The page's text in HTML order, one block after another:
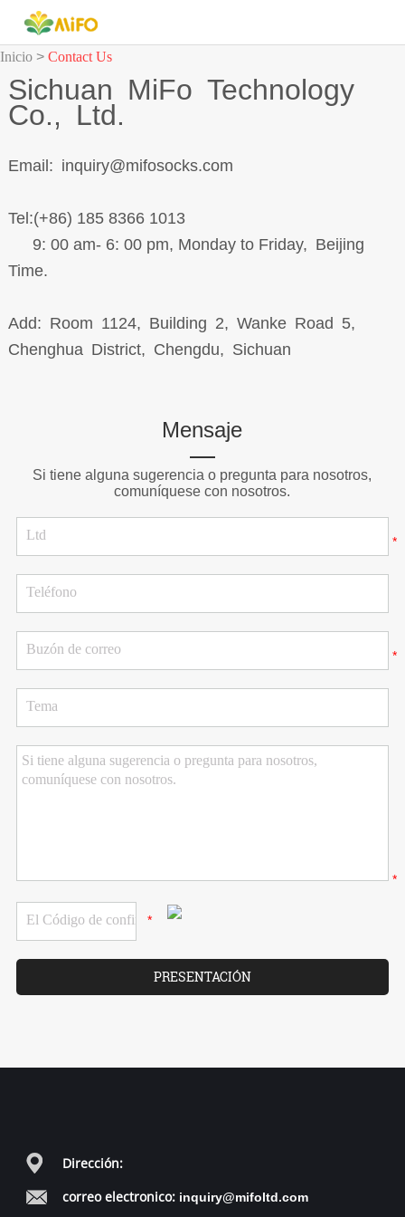
Inicio > Contact Us
Sichuan MiFo Technology
Co., Ltd.
Email: inquiry@mifosocks.com
Tel:(+86) 185 8366 1013
9: 00 am- 6: 00 pm, Monday to Friday, Beijing
Time.
Add: Room 1124, Building 2, Wanke Road 5,
Chenghua District, Chengdu, Sichuan
Mensaje
Si tiene alguna sugerencia o pregunta para nosotros,
comuníquese con nosotros.
*
*
*
*
Dirección:
correo electronico: inquiry@mifoltd.com